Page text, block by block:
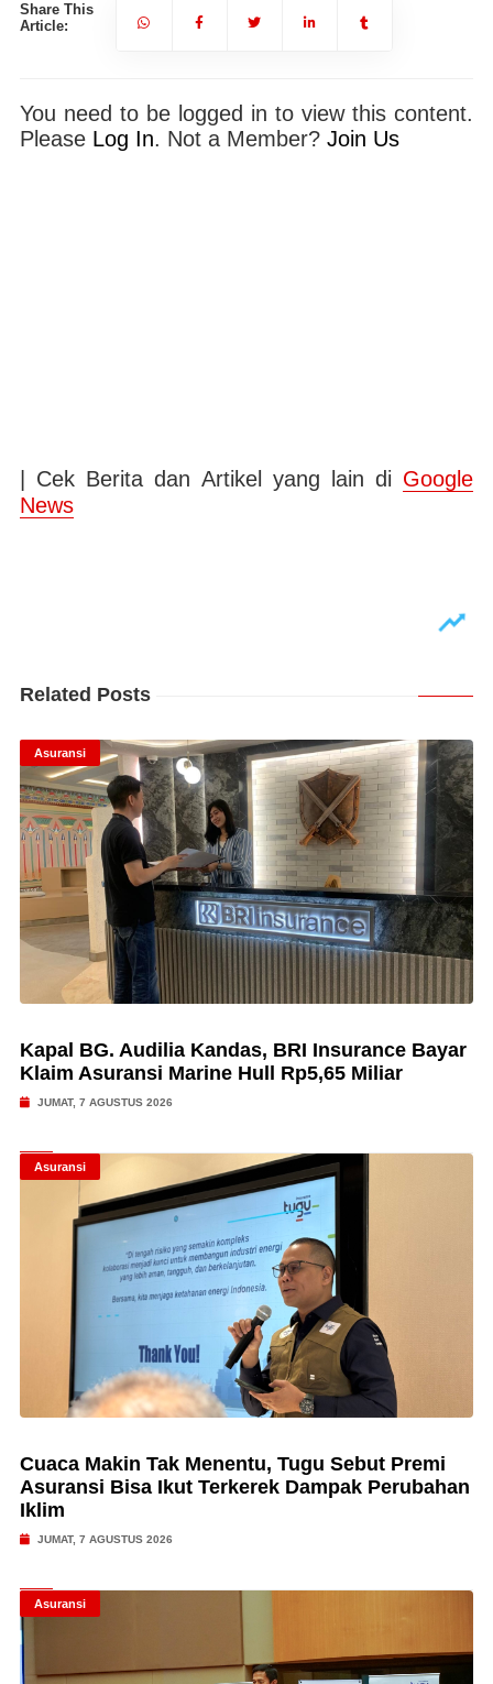
Share This
Article:
You need to be logged in to view this content.
Please Log In. Not a Member? Join Us
| Cek Berita dan Artikel yang lain di Google
News
Related Posts
Asuransi
Kapal BG. Audilia Kandas, BRI Insurance Bayar
Klaim Asuransi Marine Hull Rp5,65 Miliar
JUMAT, 7 AGUSTUS 2026
Asuransi
Cuaca Makin Tak Menentu, Tugu Sebut Premi
Asuransi Bisa Ikut Terkerek Dampak Perubahan
Iklim
JUMAT, 7 AGUSTUS 2026
Asuransi